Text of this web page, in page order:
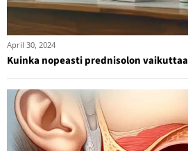
April 30, 2024
Kuinka nopeasti prednisolon vaikuttaa